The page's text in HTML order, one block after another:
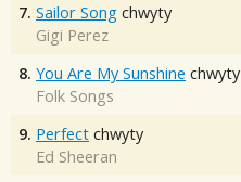
7. Sailor Song chwyty
Gigi Perez
8. You Are My Sunshine chwyty
Folk Songs
9. Perfect chwyty
Ed Sheeran